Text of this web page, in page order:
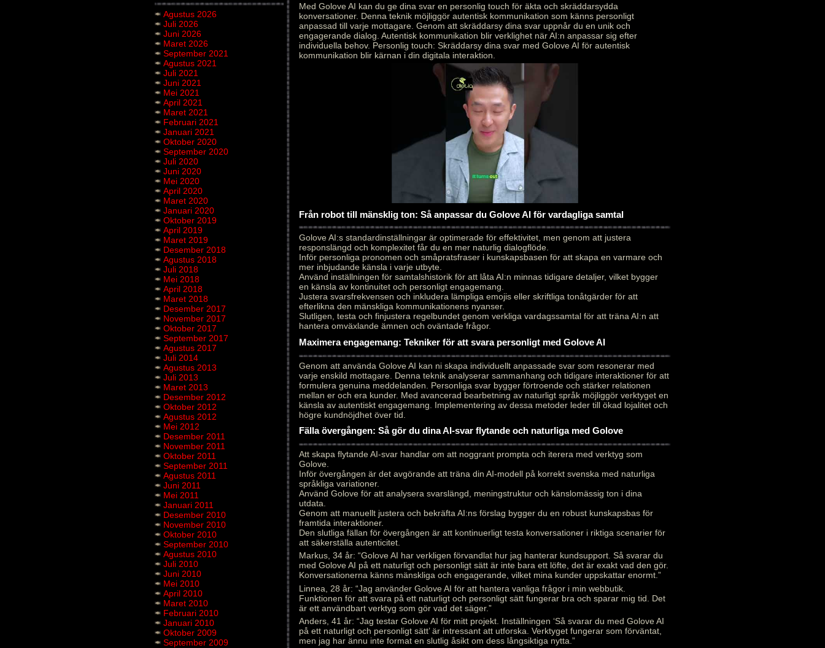
Agustus 2026
Juli 2026
Juni 2026
Maret 2026
September 2021
Agustus 2021
Juli 2021
Juni 2021
Mei 2021
April 2021
Maret 2021
Februari 2021
Januari 2021
Oktober 2020
September 2020
Juli 2020
Juni 2020
Mei 2020
April 2020
Maret 2020
Januari 2020
Oktober 2019
April 2019
Maret 2019
Desember 2018
Agustus 2018
Juli 2018
Mei 2018
April 2018
Maret 2018
Desember 2017
November 2017
Oktober 2017
September 2017
Agustus 2017
Juli 2014
Agustus 2013
Juli 2013
Maret 2013
Desember 2012
Oktober 2012
Agustus 2012
Mei 2012
Desember 2011
November 2011
Oktober 2011
September 2011
Agustus 2011
Juni 2011
Mei 2011
Januari 2011
Desember 2010
November 2010
Oktober 2010
September 2010
Agustus 2010
Juli 2010
Juni 2010
Mei 2010
April 2010
Maret 2010
Februari 2010
Januari 2010
Oktober 2009
September 2009
Med Golove AI kan du ge dina svar en personlig touch för äkta och skräddarsydda
konversationer. Denna teknik möjliggör autentisk kommunikation som känns personligt
anpassad till varje mottagare. Genom att skräddarsy dina svar uppnår du en unik och
engagerande dialog. Autentisk kommunikation blir verklighet när AI:n anpassar sig efter
individuella behov. Personlig touch: Skräddarsy dina svar med Golove AI för autentisk
kommunikation blir kärnan i din digitala interaktion.
Från robot till mänsklig ton: Så anpassar du Golove AI för vardagliga samtal
Golove AI:s standardinställningar är optimerade för effektivitet, men genom att justera
responslängd och komplexitet får du en mer naturlig dialogflöde.
Inför personliga pronomen och småpratsfraser i kunskapsbasen för att skapa en varmare och
mer inbjudande känsla i varje utbyte.
Använd inställningen för samtalshistorik för att låta AI:n minnas tidigare detaljer, vilket bygger
en känsla av kontinuitet och personligt engagemang.
Justera svarsfrekvensen och inkludera lämpliga emojis eller skriftliga tonåtgärder för att
efterlikna den mänskliga kommunikationens nyanser.
Slutligen, testa och finjustera regelbundet genom verkliga vardagssamtal för att träna AI:n att
hantera omväxlande ämnen och oväntade frågor.
Maximera engagemang: Tekniker för att svara personligt med Golove AI
Genom att använda Golove AI kan ni skapa individuellt anpassade svar som resonerar med
varje enskild mottagare. Denna teknik analyserar sammanhang och tidigare interaktioner för att
formulera genuina meddelanden. Personliga svar bygger förtroende och stärker relationen
mellan er och era kunder. Med avancerad bearbetning av naturligt språk möjliggör verktyget en
känsla av autentiskt engagemang. Implementering av dessa metoder leder till ökad lojalitet och
högre kundnöjdhet över tid.
Fälla övergången: Så gör du dina AI-svar flytande och naturliga med Golove
Att skapa flytande AI-svar handlar om att noggrant prompta och iterera med verktyg som
Golove.
Inför övergången är det avgörande att träna din AI-modell på korrekt svenska med naturliga
språkliga variationer.
Använd Golove för att analysera svarslängd, meningstruktur och känslomässig ton i dina
utdata.
Genom att manuellt justera och bekräfta AI:ns förslag bygger du en robust kunskapsbas för
framtida interaktioner.
Den slutliga fällan för övergången är att kontinuerligt testa konversationer i riktiga scenarier för
att säkerställa autenticitet.
Markus, 34 år: “Golove AI har verkligen förvandlat hur jag hanterar kundsupport. Så svarar du
med Golove AI på ett naturligt och personligt sätt är inte bara ett löfte, det är exakt vad den gör.
Konversationerna känns mänskliga och engagerande, vilket mina kunder uppskattar enormt.”
Linnea, 28 år: “Jag använder Golove AI för att hantera vanliga frågor i min webbutik.
Funktionen för att svara på ett naturligt och personligt sätt fungerar bra och sparar mig tid. Det
är ett användbart verktyg som gör vad det säger.”
Anders, 41 år: “Jag testar Golove AI för mitt projekt. Inställningen ‘Så svarar du med Golove AI
på ett naturligt och personligt sätt’ är intressant att utforska. Verktyget fungerar som förväntat,
men jag har ännu inte format en slutlig åsikt om dess långsiktiga nytta.”